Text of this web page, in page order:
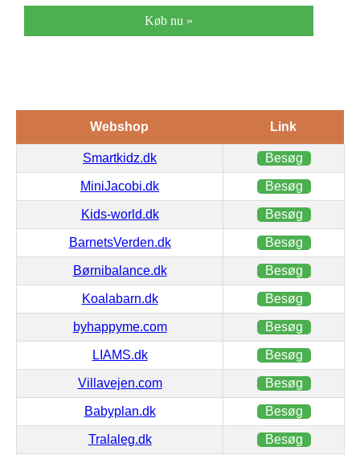
Køb nu »
Webshop Link
Smartkidz.dk Besøg
MiniJacobi.dk Besøg
Kids-world.dk Besøg
BarnetsVerden.dk Besøg
Børnibalance.dk Besøg
Koalabarn.dk Besøg
byhappyme.com Besøg
LIAMS.dk Besøg
Villavejen.com Besøg
Babyplan.dk Besøg
Tralaleg.dk Besøg